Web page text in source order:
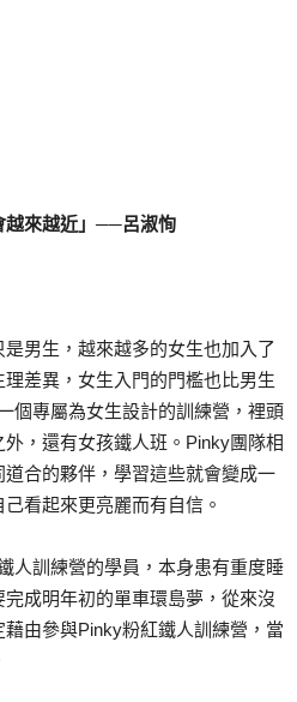
越來越近」──呂淑恂
男生，越來越多的女生也加入了
差異，女生入門的門檻也比男生
個專屬為女生設計的訓練營，裡頭
，還有女孩鐵人班。Pinky團隊相
合的夥伴，學習這些就會變成一
看起來更亮麗而有自信。
人訓練營的學員，本身患有重度睡
成明年初的單車環島夢，從來沒
由參與Pinky粉紅鐵人訓練營，當